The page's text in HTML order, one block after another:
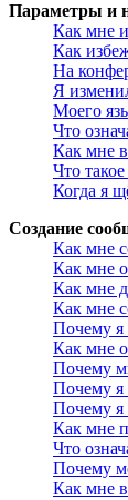
Параметры и
Как мне
Как
На
Я
Моего
Что
Как мне
Что
Когда я
Создание
Как мне
Как мне
Как мне
Как мне
Почему я
Как мне
Почему
Почему я
Почему я
Как мне
Что
Почему
Как мне